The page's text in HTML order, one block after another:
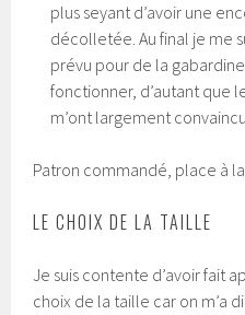
plus seyant d’avoir une
décolletée. Au final je me
prévu pour de la
fonctionner, d’autant que
m’ont largement
Patron commandé, place à
LE CHOIX DE LA TAILLE
Je suis contente d’avoir fait
choix de la taille car on m’a